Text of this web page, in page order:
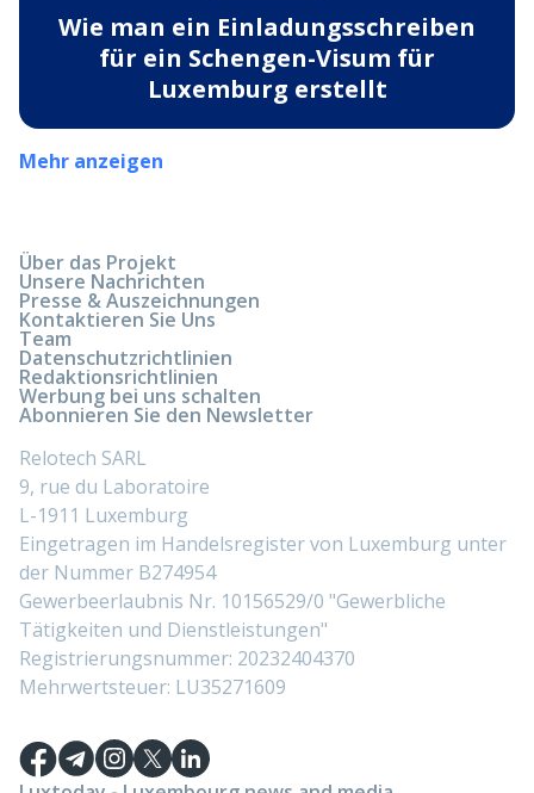
Wie man ein Einladungsschreiben
für ein Schengen-Visum für
Luxemburg erstellt
Mehr anzeigen
Über das Projekt
Unsere Nachrichten
Presse & Auszeichnungen
Kontaktieren Sie Uns
Team
Datenschutzrichtlinien
Redaktionsrichtlinien
Werbung bei uns schalten
Abonnieren Sie den Newsletter
Relotech SARL
9, rue du Laboratoire
L-1911 Luxemburg
Eingetragen im Handelsregister von Luxemburg unter
der Nummer B274954
Gewerbeerlaubnis Nr. 10156529/0 "Gewerbliche
Tätigkeiten und Dienstleistungen"
Registrierungsnummer: 20232404370
Mehrwertsteuer: LU35271609